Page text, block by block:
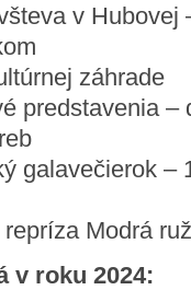
v Hubovej
záhrade
predstavenia –
galavečierok –
Modrá
v roku 2024: